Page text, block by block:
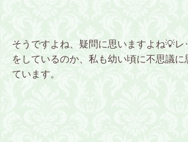
そうですよね、疑問に思いますよね💡レ
をしているのか、私も幼い頃に不思議に
ています。